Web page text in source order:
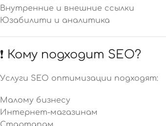
Внутренние и внешние ссылки
Юзабилити и аналитика
❗ Кому подходит SEO?
Услуги SEO оптимизации подходят:
Малому бизнесу
Интернет-магазинам